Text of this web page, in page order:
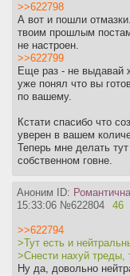
>>622798
А вот и пошли
твоим прошлым
не настроен.
>>622799
Еще раз - не выдавай
уже понял что вы
по вашему.
Кстати спасибо что
уверен в вашем
Теперь мне делать
собственном говне.
Аноним ID:
15:33:06 №622804 46
>>622794
>Тут есть и
>Снести нахуй треды,
Ну да, довольно